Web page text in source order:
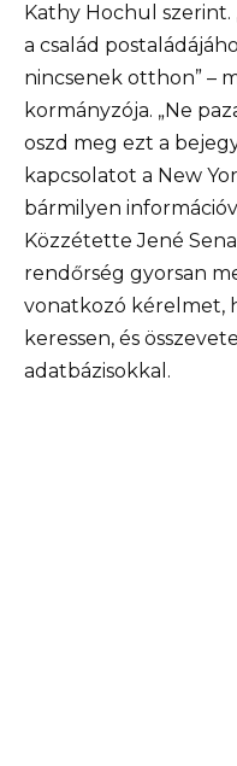
Kathy Hochul
a család
nincsenek otthon” –
kormányzója. „Ne
oszd meg ezt a
kapcsolatot a New
bármilyen
Közzétette Jené
rendőrség gyorsan
vonatkozó kérelmet,
keressen, és
adatbázisokkal.